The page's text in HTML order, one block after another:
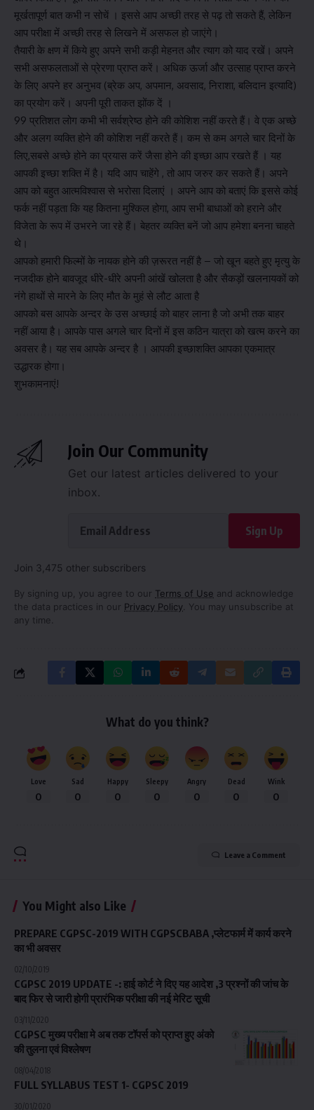
मूर्खतापूर्ण बात कभी न सोचें । इससे आप अच्छी तरह से पढ़ तो सकते हैं, लेकिन
आप परीक्षा में अच्छी तरह से लिखने में असफल हो जाएंगे।
तैयारी के क्षण में किये हुए अपने सभी कड़ी मेहनत और त्याग को याद रखें। अपने
सभी असफलताओं से प्रेरणा प्राप्त करें। अधिक ऊर्जा और उत्साह प्राप्त करने
के लिए अपने हर अनुभव (ब्रेक अप, अपमान, अवसाद, निराशा, बलिदान इत्यादि)
का प्रयोग करें। अपनी पूरी ताकत झोंक दें ।
99 प्रतिशत लोग कभी भी सर्वश्रेष्ठ होने की कोशिश नहीं करते हैं। वे एक अच्छे
और अलग व्यक्ति होने की कोशिश नहीं करते हैं। कम से कम अगले चार दिनों के
लिए,सबसे अच्छे होने का प्रयास करें जैसा होने की इच्छा आप रखते हैं । यह
आपकी इच्छा शक्ति में है। यदि आप चाहेंगे , तो आप जरुर कर सकते हैं। अपने
आप को बहुत आत्मविश्वास से भरोसा दिलाएं । अपने आप को बताएं कि इससे कोई
फर्क नहीं पड़ता कि यह कितना मुश्किल होगा, आप सभी बाधाओं को हराने और
विजेता के रूप में उभरने जा रहे हैं। बेहतर व्यक्ति बनें जो आप हमेशा बनना चाहते
थे।
आपको हमारी फिल्मों के नायक होने की ज़रूरत नहीं है – जो खून बहते हुए मृत्यु के
नजदीक होने बावजूद धीरे-धीरे अपनी आंखें खोलता है और सैकड़ों खलनायकों को
नंगे हाथों से मारने के लिए मौत के मुहं से लौट आता है
आपको बस आपके अन्दर के उस अच्छाई को बाहर लाना है जो अभी तक बाहर
नहीं आया है। आपके पास अगले चार दिनों में इस कठिन यात्रा को खत्म करने का
अवसर है। यह सब आपके अन्दर है । आपकी इच्छाशक्ति आपका एकमात्र
उद्धारक होगा।
शुभकामनाएं!
Join Our Community
Get our latest articles delivered to your
inbox.
Sign Up
Join 3,475 other subscribers
By signing up, you agree to our Terms of Use and acknowledge
the data practices in our Privacy Policy. You may unsubscribe at
any time.
What do you think?
Love
0
Sad
0
Happy
0
Sleepy
0
Angry
0
Dead
0
Wink
0
Leave a Comment
You Might also Like
PREPARE CGPSC-2019 WITH CGPSCBABA ,प्लेटफार्म में कार्य करने
का भी अवसर
02/10/2019
CGPSC 2019 UPDATE -: हाई कोर्ट ने दिए यह आदेश ,3 प्रश्नों की जांच के
बाद फिर से जारी होगी प्रारंभिक परीक्षा की नई मेरिट सूची
03/11/2020
CGPSC मुख्य परीक्षा मे अब तक टॉपर्स को प्राप्त हुए अंको
की तुलना एवं विश्लेषण
08/04/2018
FULL SYLLABUS TEST 1- CGPSC 2019
30/01/2020